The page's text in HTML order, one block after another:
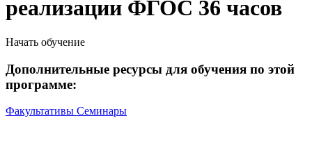
реализации ФГОС 36 часов
Начать обучение
Дополнительные ресурсы для обучения по этой
программе:
Факультативы Семинары